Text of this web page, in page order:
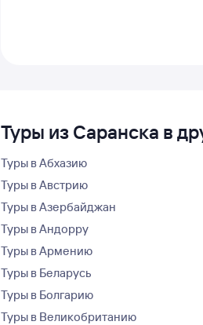
Туры из Саранска в
Туры в Абхазию
Туры в Австрию
Туры в Азербайджан
Туры в Андорру
Туры в Армению
Туры в Беларусь
Туры в Болгарию
Туры в Великобританию